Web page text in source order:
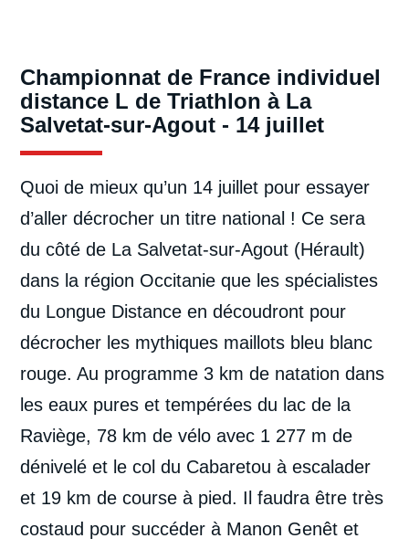
Championnat de France individuel
distance L de Triathlon à La
Salvetat-sur-Agout - 14 juillet
Quoi de mieux qu’un 14 juillet pour essayer
d’aller décrocher un titre national ! Ce sera
du côté de La Salvetat-sur-Agout (Hérault)
dans la région Occitanie que les spécialistes
du Longue Distance en découdront pour
décrocher les mythiques maillots bleu blanc
rouge. Au programme 3 km de natation dans
les eaux pures et tempérées du lac de la
Raviège, 78 km de vélo avec 1 277 m de
dénivelé et le col du Cabaretou à escalader
et 19 km de course à pied. Il faudra être très
costaud pour succéder à Manon Genêt et